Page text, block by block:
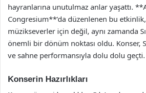
hayranlarına unutulmaz anlar yaşattı.
Congresium**’da düzenlenen bu
müzikseverler için değil, aynı zamanda
önemli bir dönüm noktası oldu. Konser,
ve sahne performansıyla dolu dolu geçti.
Konserin Hazırlıkları